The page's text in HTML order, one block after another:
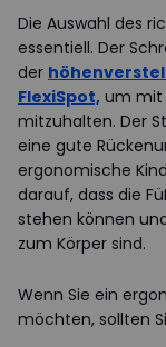
Die Auswahl des
essentiell. Der
der
FlexiSpot, um mit
mitzuhalten. Der
eine gute
ergonomische
darauf, dass die
stehen können
zum Körper sind.
Wenn Sie ein
möchten, sollten